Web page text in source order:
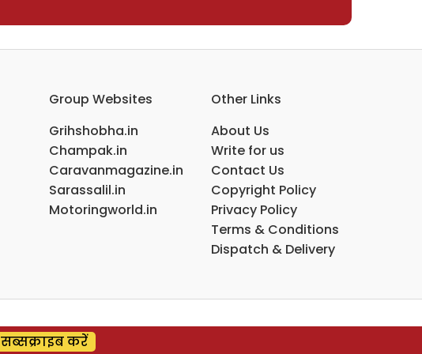
Group Websites
Grihshobha.in
Champak.in
Caravanmagazine.in
Sarassalil.in
Motoringworld.in
Other Links
About Us
Write for us
Contact Us
Copyright Policy
Privacy Policy
Terms & Conditions
Dispatch & Delivery
सब्सक्राइब करें